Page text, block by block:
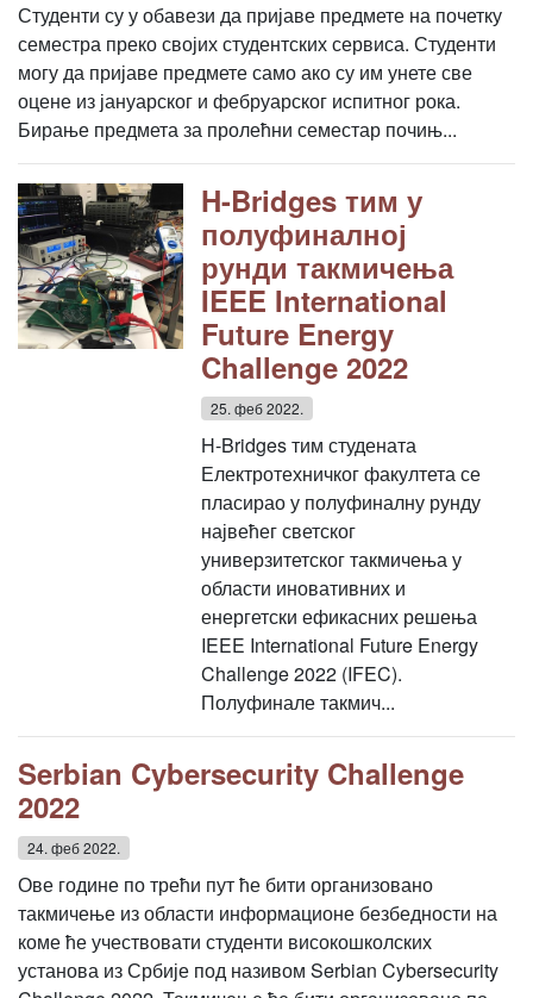
Студенти су у обавези да пријаве предмете на почетку
семестра преко својих студентских сервиса. Студенти
могу да пријаве предмете само ако су им унете све
оцене из јануарског и фебруарског испитног рока.
Бирање предмета за пролећни семестар почињ...
H-Bridges тим у
полуфиналној
рунди такмичења
IEEE International
Future Energy
Challenge 2022
25. феб 2022.
H-Bridges тим студената
Електротехничког факултета се
пласирао у полуфиналну рунду
највећег светског
универзитетског такмичења у
области иновативних и
енергетски ефикасних решења
IEEE International Future Energy
Challenge 2022 (IFEC).
Полуфинале такмич...
Serbian Cybersecurity Challenge
2022
24. феб 2022.
Ове године по трећи пут ће бити организовано
такмичење из области информационе безбедности на
коме ће учествовати студенти високошколских
установа из Србије под називом Serbian Cybersecurity